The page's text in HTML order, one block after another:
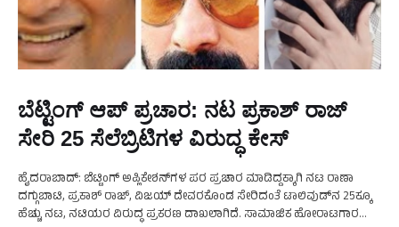
ಬೆಟ್ಟಿಂಗ್‌ ಆಪ್‌ ಪ್ರಚಾರ: ನಟ ಪ್ರಕಾಶ್‌ ರಾಜ್‌
ಸೇರಿ 25 ಸೆಲೆಬ್ರಿಟಿಗಳ ವಿರುದ್ಧ ಕೇಸ್‌
ಹೈದರಾಬಾದ್‌: ಬೆಟ್ಟಿಂಗ್‌ ಅಪ್ಲಿಕೇಶನ್‌ಗಳ ಪರ ಪ್ರಚಾರ ಮಾಡಿದ್ದಕ್ಕಾಗಿ ನಟ ರಾಣಾ
ದಗ್ಗುಬಾಟಿ, ಪ್ರಕಾಶ್‌ ರಾಜ್‌, ವಿಜಯ್‌ ದೇವರಕೊಂಡ ಸೇರಿದಂತೆ ಟಾಲಿವುಡ್‌ನ 25ಕ್ಕೂ
ಹೆಚ್ಚು ನಟ, ನಟಿಯರ ವಿರುದ್ಧ ಪ್ರಕರಣ ದಾಖಲಾಗಿದೆ. ಸಾಮಾಜಿಕ ಹೋರಾಟಗಾರ